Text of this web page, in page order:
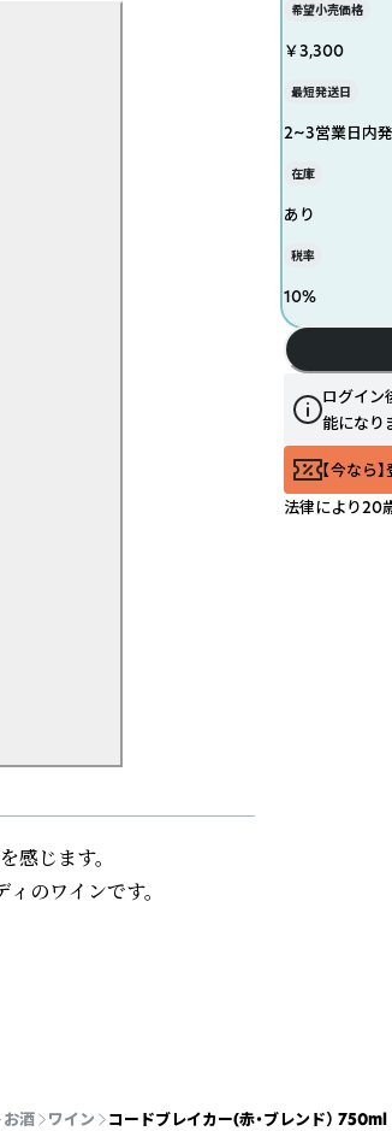
感じます。
のワインです。
希望小売価格
￥3,300
最短発送日
2~3営業日内
在庫
あり
税率
10%
ログイン
能になり
【今なら
法律により20
お酒 ワイン コードブレイカー(赤・ブレンド） 750ml